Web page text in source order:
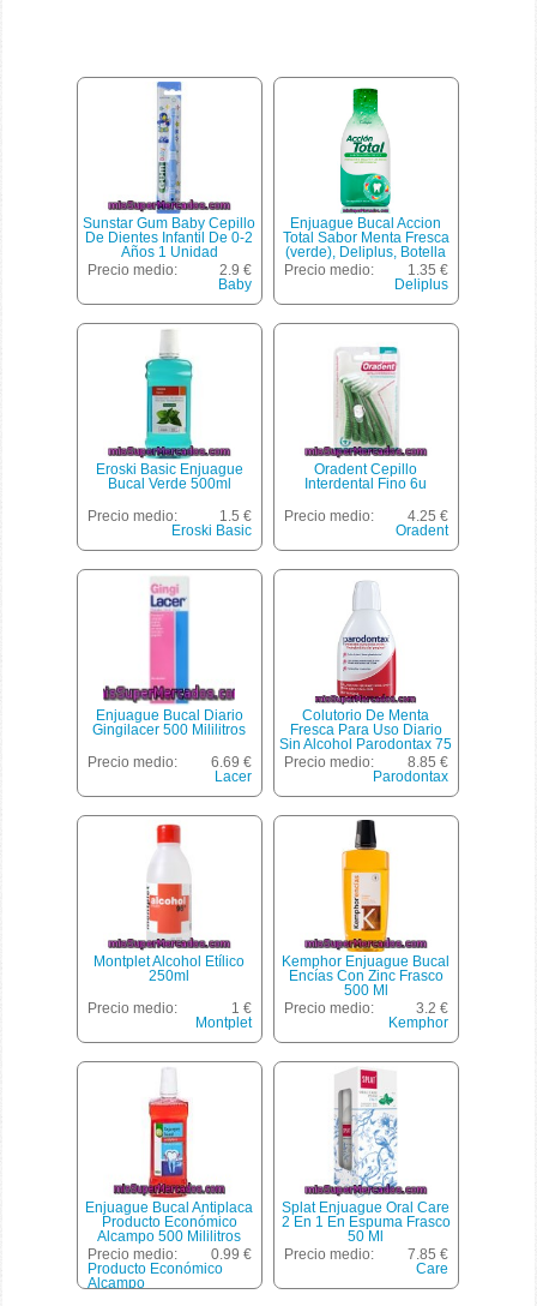
Sunstar Gum Baby Cepillo
De Dientes Infantil De 0-2
Años 1 Unidad
Precio medio:
2.9 €
Baby
Enjuague Bucal Accion
Total Sabor Menta Fresca
(verde), Deliplus, Botella
500 Cc
Precio medio:
1.35 €
Deliplus
Eroski Basic Enjuague
Bucal Verde 500ml
Precio medio:
1.5 €
Eroski Basic
Oradent Cepillo
Interdental Fino 6u
Precio medio:
4.25 €
Oradent
Enjuague Bucal Diario
Gingilacer 500 Mililitros
Precio medio:
6.69 €
Lacer
Colutorio De Menta
Fresca Para Uso Diario
Sin Alcohol Parodontax 75
Ml.
Precio medio:
8.85 €
Parodontax
Montplet Alcohol Etílico
250ml
Precio medio:
1 €
Montplet
Kemphor Enjuague Bucal
Encías Con Zinc Frasco
500 Ml
Precio medio:
3.2 €
Kemphor
Enjuague Bucal Antiplaca
Producto Económico
Alcampo 500 Mililitros
Precio medio:
0.99 €
Producto Económico
Alcampo
Splat Enjuague Oral Care
2 En 1 En Espuma Frasco
50 Ml
Precio medio:
7.85 €
Care